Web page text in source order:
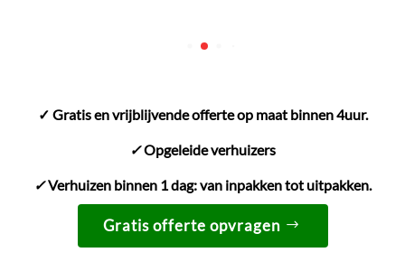
✓ Gratis en vrijblijvende offerte op maat binnen 4uur.
✓Opgeleide verhuizers
✓Verhuizen binnen 1 dag: van inpakken tot uitpakken.
Gratis offerte opvragen